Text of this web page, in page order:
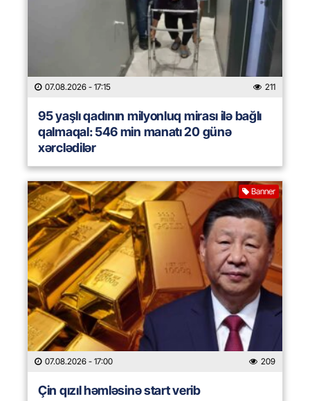
07.08.2026 - 17:15 211
95 yaşlı qadının milyonluq mirası ilə bağlı
qalmaqal: 546 min manatı 20 günə
xərclədilər
Banner
07.08.2026 - 17:00 209
Çin qızıl həmləsinə start verib